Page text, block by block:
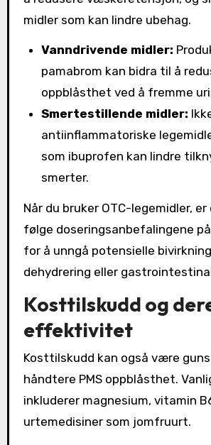
midler som kan lindre ubehag.
Vanndrivende midler:
pamabrom kan bidra til å
oppblåsthet ved å fremme
Smertestillende midler:
antiinflammatoriske
som ibuprofen kan lindre
smerter.
Når du bruker OTC-legemidler,
følge doseringsanbefalingene
for å unngå potensielle
dehydrering eller
Kosttilskudd og
effektivitet
Kosttilskudd kan også være
håndtere PMS oppblåsthet.
inkluderer magnesium, vitamin
urtemedisiner som jomfruurt.